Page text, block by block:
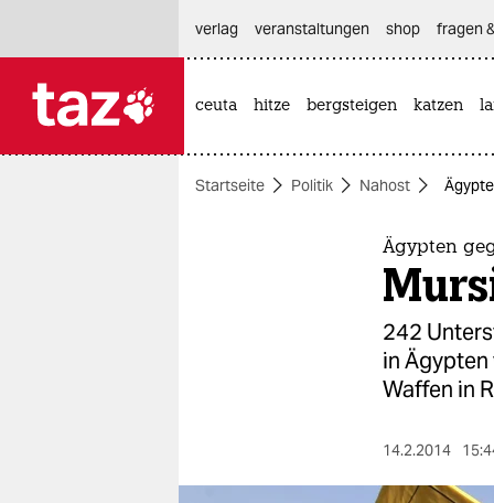
themen
verlag
veranstaltungen shop fragen
ceuta hitze bergsteigen katzen
Startseite Politik Nahost
Ägypten
242
in
Waffen in
14.2.2014